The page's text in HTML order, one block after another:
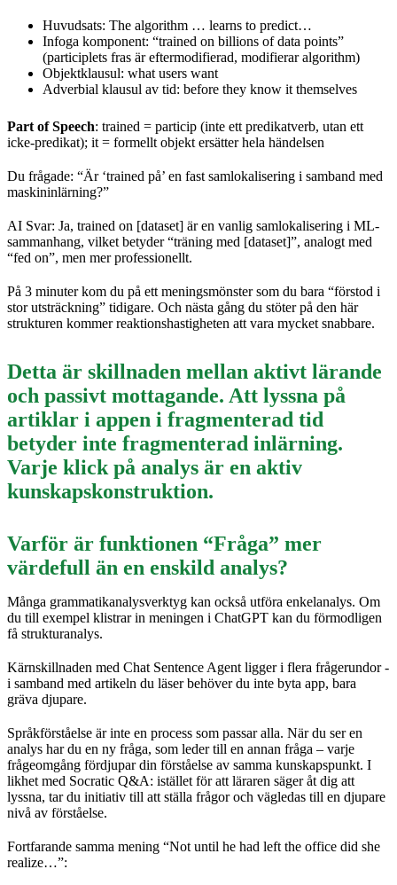
Huvudsats: The algorithm … learns to predict…
Infoga komponent: “trained on billions of data points”
(participlets fras är eftermodifierad, modifierar algorithm)
Objektklausul: what users want
Adverbial klausul av tid: before they know it themselves
Part of Speech: trained = particip (inte ett predikatverb, utan ett
icke-predikat); it = formellt objekt ersätter hela händelsen
Du frågade: “Är ‘trained på’ en fast samlokalisering i samband med
maskininlärning?”
AI Svar: Ja, trained on [dataset] är en vanlig samlokalisering i ML-
sammanhang, vilket betyder “träning med [dataset]”, analogt med
“fed on”, men mer professionellt.
På 3 minuter kom du på ett meningsmönster som du bara “förstod i
stor utsträckning” tidigare. Och nästa gång du stöter på den här
strukturen kommer reaktionshastigheten att vara mycket snabbare.
Detta är skillnaden mellan aktivt lärande
och passivt mottagande. Att lyssna på
artiklar i appen i fragmenterad tid
betyder inte fragmenterad inlärning.
Varje klick på analys är en aktiv
kunskapskonstruktion.
Varför är funktionen “Fråga” mer
värdefull än en enskild analys?
Många grammatikanalysverktyg kan också utföra enkelanalys. Om
du till exempel klistrar in meningen i ChatGPT kan du förmodligen
få strukturanalys.
Kärnskillnaden med Chat Sentence Agent ligger i flera frågerundor -
i samband med artikeln du läser behöver du inte byta app, bara
gräva djupare.
Språkförståelse är inte en process som passar alla. När du ser en
analys har du en ny fråga, som leder till en annan fråga – varje
frågeomgång fördjupar din förståelse av samma kunskapspunkt. I
likhet med Socratic Q&A: istället för att läraren säger åt dig att
lyssna, tar du initiativ till att ställa frågor och vägledas till en djupare
nivå av förståelse.
Fortfarande samma mening “Not until he had left the office did she
realize…”: